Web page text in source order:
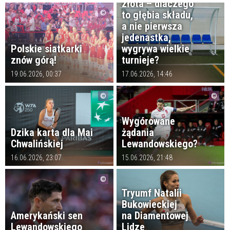
Polskie siatkarki
znów górą!
19.06.2026, 00:37
złota – dlaczego
to głębia składu,
a nie pierwsza
jedenastka,
wygrywa wielkie
turnieje?
17.06.2026, 14:46
Dzika karta dla Mai
Chwalińskiej
16.06.2026, 23:07
Wygórowane
żądania
Lewandowskiego?
15.06.2026, 21:48
Amerykański sen
Lewandowskiego
Tryumf Natalii
Bukowieckiej
na Diamentowej
Lidze